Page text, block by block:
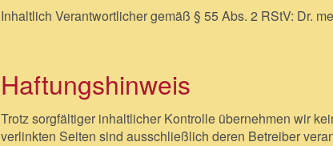
Inhaltlich Verantwortlicher gemäß § 55 Abs. 2 RStV: Dr.
Haftungshinweis
Trotz sorgfältiger inhaltlicher Kontrolle übernehmen wir
verlinkten Seiten sind ausschließlich deren Betreiber